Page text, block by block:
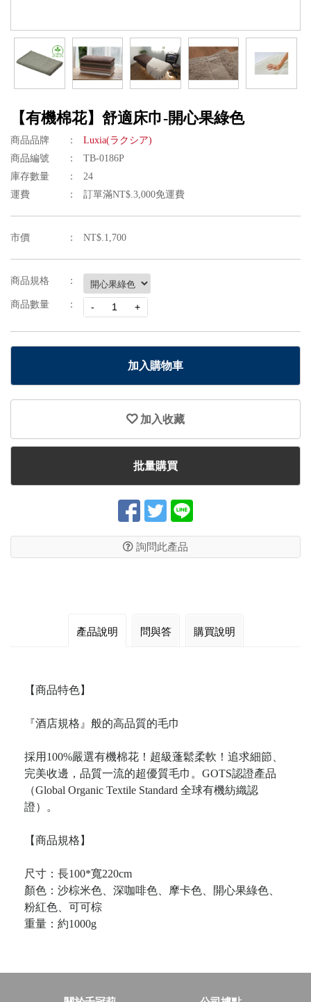
【有機棉花】舒適床巾-開心果綠色
商品品牌
Luxia(ラクシア)
商品編號
TB-0186P
庫存數量
24
運費
訂單滿NT$.3,000免運費
市價 NT$.1,700
商品規格
商品數量
加入購物車
加入收藏
批量購買
詢問此產品
產品說明 問與答 購買說明
【商品特色】
『酒店規格』般的高品質的毛巾
採用100%嚴選有機棉花！超級蓬鬆柔軟！追求細節、
完美收邊，品質一流的超優質毛巾。GOTS認證產品
（Global Organic Textile Standard 全球有機紡織認
證）。
【商品規格】
尺寸：長100*寬220cm
顏色：沙棕米色、深咖啡色、摩卡色、開心果綠色、
粉紅色、可可棕
重量：約1000g